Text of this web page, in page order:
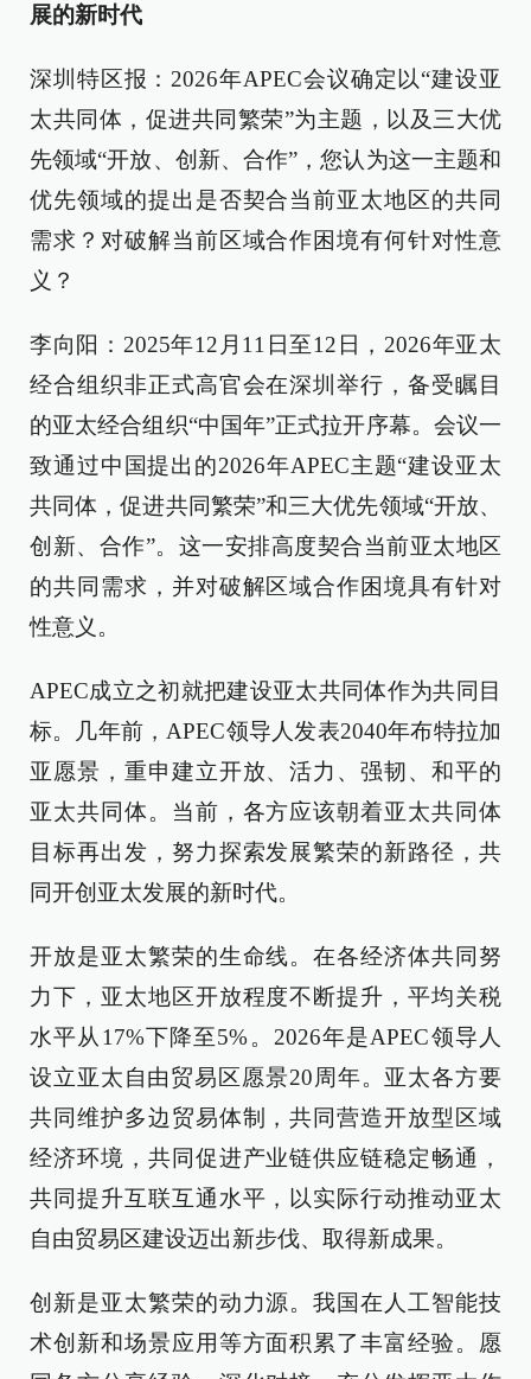
展的新时代
深圳特区报：2026年APEC会议确定以“建设亚
太共同体，促进共同繁荣”为主题，以及三大优
先领域“开放、创新、合作”，您认为这一主题和
优先领域的提出是否契合当前亚太地区的共同
需求？对破解当前区域合作困境有何针对性意
义？
李向阳：2025年12月11日至12日，2026年亚太
经合组织非正式高官会在深圳举行，备受瞩目
的亚太经合组织“中国年”正式拉开序幕。会议一
致通过中国提出的2026年APEC主题“建设亚太
共同体，促进共同繁荣”和三大优先领域“开放、
创新、合作”。这一安排高度契合当前亚太地区
的共同需求，并对破解区域合作困境具有针对
性意义。
APEC成立之初就把建设亚太共同体作为共同目
标。几年前，APEC领导人发表2040年布特拉加
亚愿景，重申建立开放、活力、强韧、和平的
亚太共同体。当前，各方应该朝着亚太共同体
目标再出发，努力探索发展繁荣的新路径，共
同开创亚太发展的新时代。
开放是亚太繁荣的生命线。在各经济体共同努
力下，亚太地区开放程度不断提升，平均关税
水平从17%下降至5%。2026年是APEC领导人
设立亚太自由贸易区愿景20周年。亚太各方要
共同维护多边贸易体制，共同营造开放型区域
经济环境，共同促进产业链供应链稳定畅通，
共同提升互联互通水平，以实际行动推动亚太
自由贸易区建设迈出新步伐、取得新成果。
创新是亚太繁荣的动力源。我国在人工智能技
术创新和场景应用等方面积累了丰富经验。愿